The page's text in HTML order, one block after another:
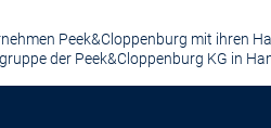
Peek&Cloppenburg mit ihren
der Peek&Cloppenburg KG in